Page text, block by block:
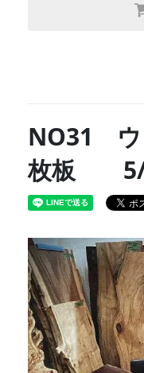
NO31 ウ
枚板 5/